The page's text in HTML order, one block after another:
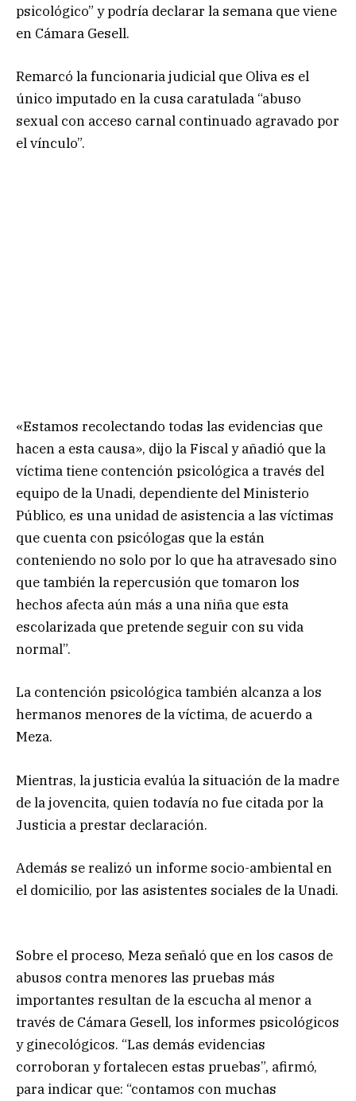
psicológico” y podría declarar la semana que viene
en Cámara Gesell.
Remarcó la funcionaria judicial que Oliva es el
único imputado en la cusa caratulada “abuso
sexual con acceso carnal continuado agravado por
el vínculo”.
«Estamos recolectando todas las evidencias que
hacen a esta causa», dijo la Fiscal y añadió que la
víctima tiene contención psicológica a través del
equipo de la Unadi, dependiente del Ministerio
Público, es una unidad de asistencia a las víctimas
que cuenta con psicólogas que la están
conteniendo no solo por lo que ha atravesado sino
que también la repercusión que tomaron los
hechos afecta aún más a una niña que esta
escolarizada que pretende seguir con su vida
normal”.
La contención psicológica también alcanza a los
hermanos menores de la víctima, de acuerdo a
Meza.
Mientras, la justicia evalúa la situación de la madre
de la jovencita, quien todavía no fue citada por la
Justicia a prestar declaración.
Además se realizó un informe socio-ambiental en
el domicilio, por las asistentes sociales de la Unadi.
Sobre el proceso, Meza señaló que en los casos de
abusos contra menores las pruebas más
importantes resultan de la escucha al menor a
través de Cámara Gesell, los informes psicológicos
y ginecológicos. “Las demás evidencias
corroboran y fortalecen estas pruebas”, afirmó,
para indicar que: “contamos con muchas